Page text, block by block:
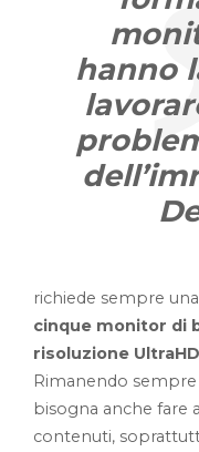
hanno
richiede sempre
cinque monitor di
risoluzione
Rimanendo
bisogna anche fare
contenuti,